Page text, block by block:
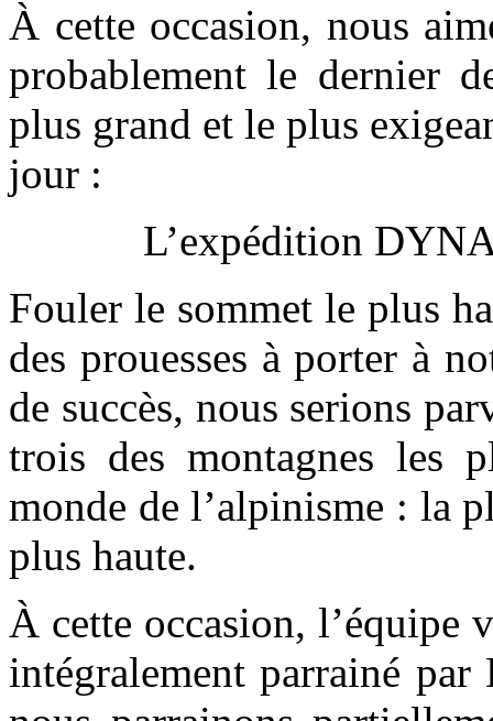
À cette occasion, nous
probablement le dernier
plus grand et le plus
jour :
L’expédition
Fouler le sommet le plus
des prouesses à porter à
de succès, nous serions
trois des montagnes les
monde de l’alpinisme : la
plus haute.
À cette occasion, l’équipe
intégralement parrainé